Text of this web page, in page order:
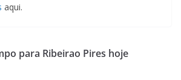
aqui.
para Ribeirao Pires hoje